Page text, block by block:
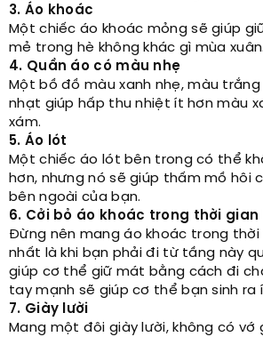
3. Áo khoác
Một chiếc áo khoác mỏng sẽ giúp
mẻ trong hè không khác gì mùa xuân.
4. Quần áo có màu nhẹ
Một bồ đồ màu xanh nhẹ, màu
nhạt giúp hấp thu nhiệt ít hơn màu
xám.
5. Áo lót
Một chiếc áo lót bên trong có thể
hơn, nhưng nó sẽ giúp thấm mồ hôi
bên ngoài của bạn.
6. Cởi bỏ áo khoác trong thời gian
Đừng nên mang áo khoác trong thời
nhất là khi bạn phải đi từ tầng này
giúp cơ thể giữ mát bằng cách đi
tay mạnh sẽ giúp cơ thể bạn sinh ra
7. Giày lười
Mang một đôi giày lười, không có vớ